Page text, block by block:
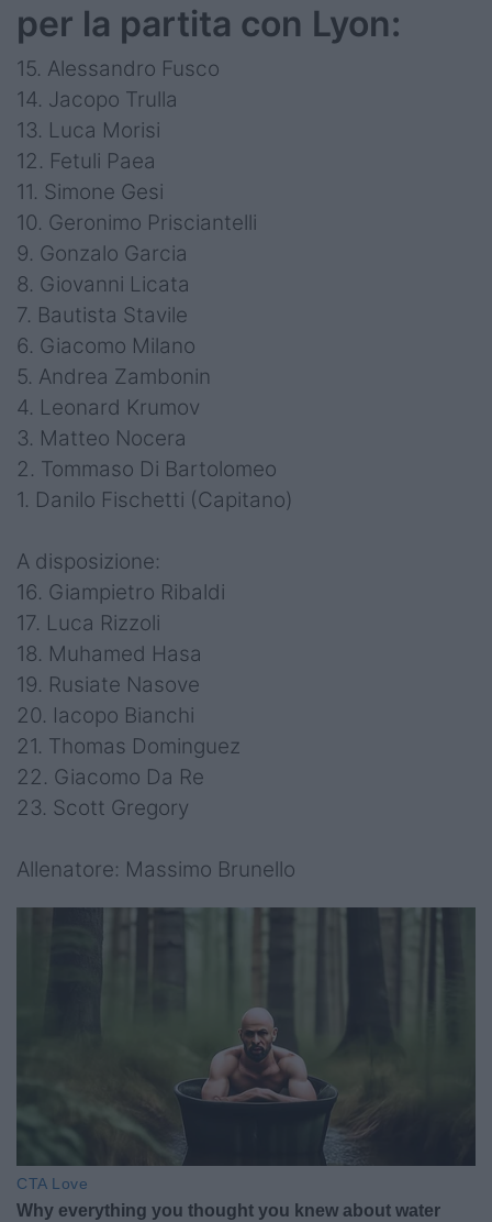
per la partita con Lyon:
15. Alessandro Fusco
14. Jacopo Trulla
13. Luca Morisi
12. Fetuli Paea
11. Simone Gesi
10. Geronimo Prisciantelli
9. Gonzalo Garcia
8. Giovanni Licata
7. Bautista Stavile
6. Giacomo Milano
5. Andrea Zambonin
4. Leonard Krumov
3. Matteo Nocera
2. Tommaso Di Bartolomeo
1. Danilo Fischetti (Capitano)
A disposizione:
16. Giampietro Ribaldi
17. Luca Rizzoli
18. Muhamed Hasa
19. Rusiate Nasove
20. Iacopo Bianchi
21. Thomas Dominguez
22. Giacomo Da Re
23. Scott Gregory
Allenatore: Massimo Brunello